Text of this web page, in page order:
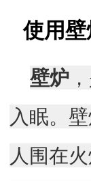
使用
壁炉
入眠。
人围在